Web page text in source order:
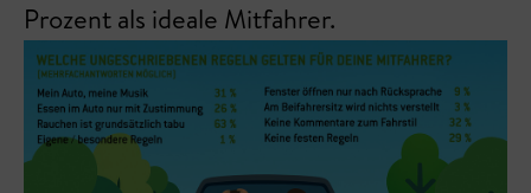
Prozent als ideale Mitfahrer.